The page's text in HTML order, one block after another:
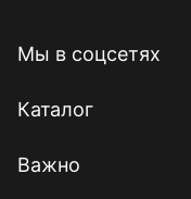
Мы в соцсетях
Каталог
Важно